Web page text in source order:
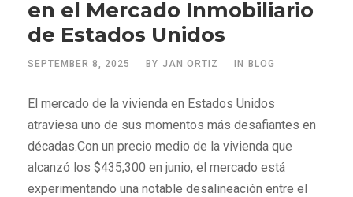
en el Mercado Inmobiliario
de Estados Unidos
SEPTEMBER 8, 2025 BY JAN ORTIZ IN BLOG
El mercado de la vivienda en Estados Unidos
atraviesa uno de sus momentos más desafiantes en
décadas.Con un precio medio de la vivienda que
alcanzó los $435,300 en junio, el mercado está
experimentando una notable desalineación entre el